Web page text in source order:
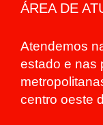
ÁREA DE
Atendemos
estado e nas
centro oeste